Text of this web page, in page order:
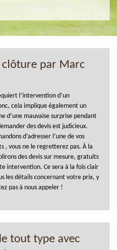
clôture par Marc
l’intervention d’un
cela implique également un
d’une mauvaise surprise pendant
des devis est judicieux.
d’adresser l’une de vos
, vous ne le regretterez pas. À la
des devis sur mesure, gratuits
intervention. Ce sera à la fois clair
les détails concernant votre prix, y
pas à nous appeler !
tout type avec